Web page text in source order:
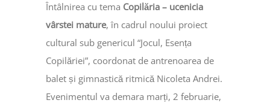
Întâlnirea cu tema Copilăria – ucenicia
vârstei mature, în cadrul noului proiect
cultural sub genericul “Jocul, Esența
Copilăriei”, coordonat de antrenoarea de
balet și gimnastică ritmică Nicoleta Andrei.
Evenimentul va demara marți, 2 februarie,